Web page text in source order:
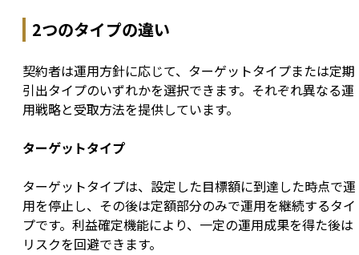
2つのタイプの違い
契約者は運用方針に応じて、ターゲットタイプまたは定期
引出タイプのいずれかを選択できます。それぞれ異なる運
用戦略と受取方法を提供しています。
ターゲットタイプ
ターゲットタイプは、設定した目標額に到達した時点で運
用を停止し、その後は定額部分のみで運用を継続するタイ
プです。利益確定機能により、一定の運用成果を得た後は
リスクを回避できます。